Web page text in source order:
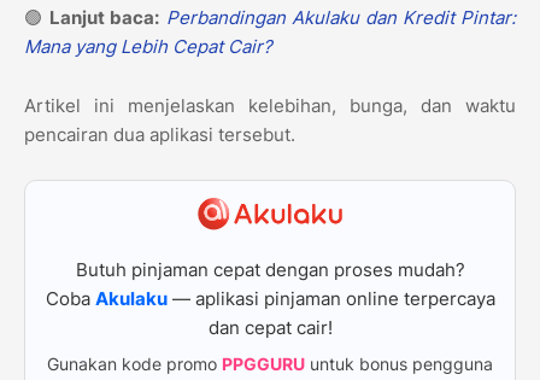
🟢 Lanjut baca: Perbandingan Akulaku dan Kredit Pintar:
Mana yang Lebih Cepat Cair?
Artikel ini menjelaskan kelebihan, bunga, dan waktu
pencairan dua aplikasi tersebut.
Butuh pinjaman cepat dengan proses mudah?
Coba Akulaku— aplikasi pinjaman online terpercaya
dan cepat cair!
Gunakan kode promo PPGGURU untuk bonus pengguna